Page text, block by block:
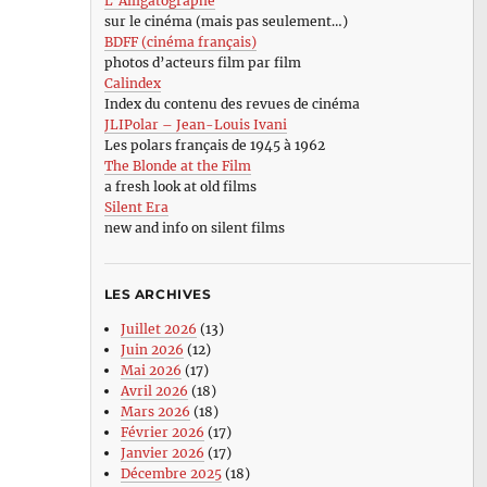
sur le cinéma (mais pas seulement…)
BDFF (cinéma français)
photos d’acteurs film par film
Calindex
Index du contenu des revues de cinéma
JLIPolar – Jean-Louis Ivani
Les polars français de 1945 à 1962
The Blonde at the Film
a fresh look at old films
Silent Era
new and info on silent films
LES ARCHIVES
Juillet 2026 (13)
Juin 2026 (12)
Mai 2026 (17)
Avril 2026 (18)
Mars 2026 (18)
Février 2026 (17)
Janvier 2026 (17)
Décembre 2025(18)